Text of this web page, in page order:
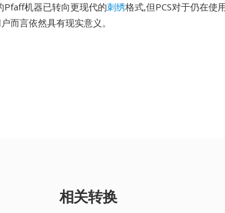
机器已转向更现代的刺绣格式,但PCS对于仍在使
而言依然具有现实意义。
相关转换